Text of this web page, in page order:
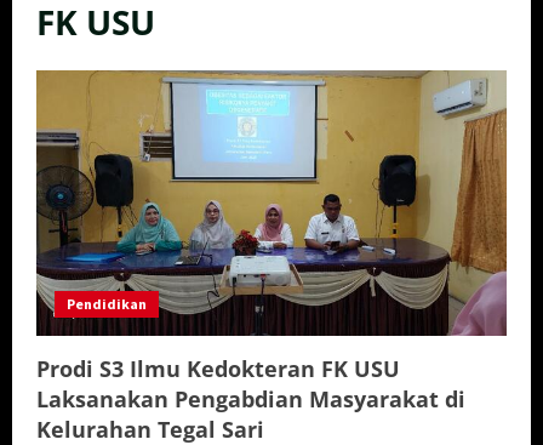
FK USU
Pendidikan
Prodi S3 Ilmu Kedokteran FK USU
Laksanakan Pengabdian Masyarakat di
Kelurahan Tegal Sari